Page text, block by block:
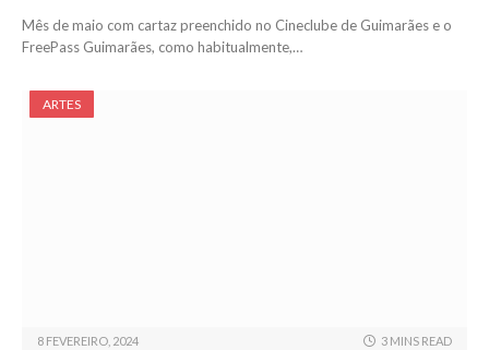
Mês de maio com cartaz preenchido no Cineclube de Guimarães e o
FreePass Guimarães, como habitualmente,…
ARTES
8 FEVEREIRO, 2024 3 MINS READ